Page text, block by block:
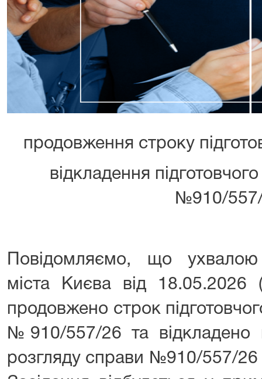
продовження строку
відкладення
№910/
Повідомляємо, що ухвалою
міста Києва від
продовжено строк
№910/557/26 та відкладено
розгляду справи №910/557/26